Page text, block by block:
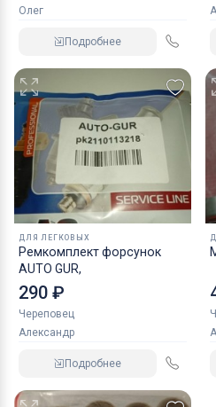
Олег
Подробнее
ДЛЯ ЛЕГКОВЫХ
Ремкомплект форсунок
AUTO GUR,
290 ₽
Череповец
Александр
Подробнее